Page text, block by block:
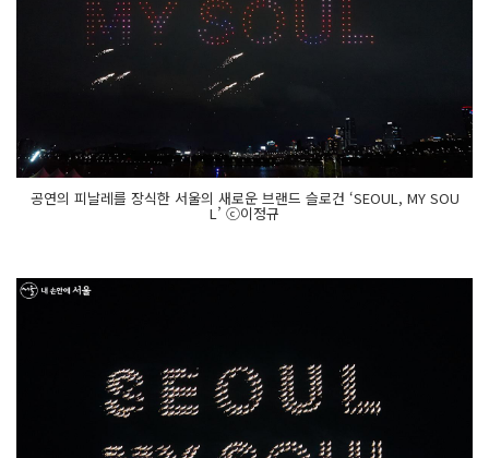
공연의 피날레를 장식한 서울의 새로운 브랜드 슬로건 ‘SEOUL, MY SOU
L’ ⓒ이정규